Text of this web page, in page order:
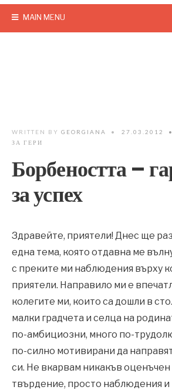
MAIN MENU
WRITTEN BY GEORGIANA • 27.03.2012 •
ЗА ГЕРИ
Борбеността –
за успех
Здравейте, приятели! Днес ще
една тема, която отдавна ме
с преките ми наблюдения върху
приятели. Направило ми е
колегите ми, които са дошли в
малки градчета и селца на
по-амбициозни, много по-
по-силно мотивирани да
си. Не вкарвам никакъв
твърдение, просто наблюдения и